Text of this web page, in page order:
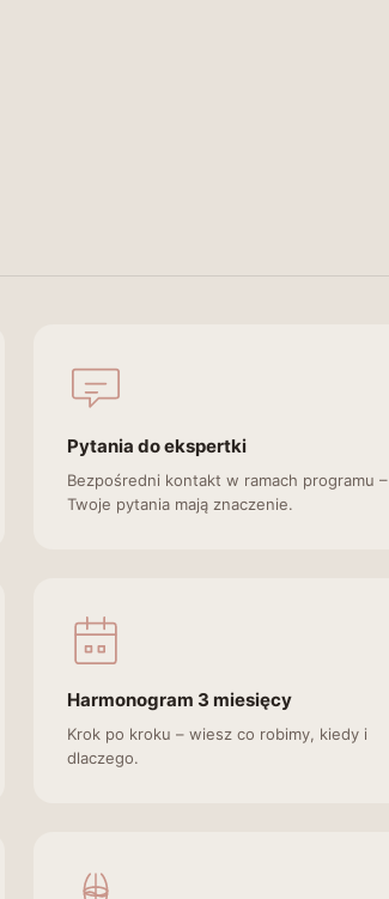
Pytania do ekspertki
Bezpośredni kontakt w ramach programu –
Twoje pytania mają znaczenie.
Harmonogram 3 miesięcy
Krok po kroku – wiesz co robimy, kiedy i
dlaczego.